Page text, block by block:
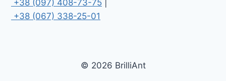
+38 (097) 408-73-75
+38 (067) 338-25-01
© 2026 BrilliAnt